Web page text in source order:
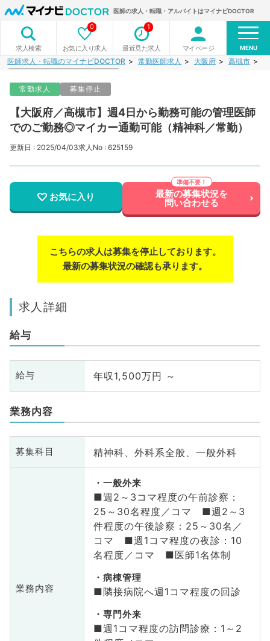
医師の求人・転職・アルバイトはマイナビDOCTOR
求人検索 お気に入り求人
0
最近見た求人
1
マイページ MENU
医師求人・転職のマイナビDOCTOR 常勤医師求人 大阪府 高槻市
常勤求人 募集停止
【大阪府／高槻市】週4日から勤務可能の管理医師
でのご勤務◎マイカー通勤可能（精神科／常勤）
更新日 : 2025/04/03求人No : 625159
お気に入り 最新の募集状況を
問い合わせる
こちらの求人は募集を停止しております。
最新の募集状況の確認も承ります。
求人詳細
給与
給与 年収1,500万円 ～
業務内容
募集科目 精神科、外科系全般、一般外科
業務内容
一般外来
■週2～3コマ程度の午前診察：
25～30名程度／コマ ■週2～3
件程度の午後診察：25～30名／
コマ ■週1コマ程度の夜診：10
名程度／コマ ■医師1名体制
病棟管理
■隣接病院へ週1コマ程度の回診
専門外来
■週1コマ程度の訪問診療：1～2